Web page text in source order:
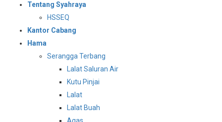
Tentang Syahraya
HSSEQ
Kantor Cabang
Hama
Serangga Terbang
Lalat Saluran Air
Kutu Pinjai
Lalat
Lalat Buah